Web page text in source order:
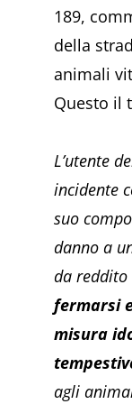
189,
della
animali
Questo il
L’utente
incidente
suo
danno a
da
fermarsi
misura
agli